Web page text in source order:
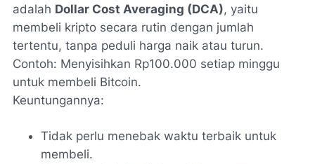
adalah Dollar Cost Averaging (DCA), yaitu
membeli kripto secara rutin dengan jumlah
tertentu, tanpa peduli harga naik atau turun.
Contoh: Menyisihkan Rp100.000 setiap minggu
untuk membeli Bitcoin.
Keuntungannya:
Tidak perlu menebak waktu terbaik untuk
membeli.